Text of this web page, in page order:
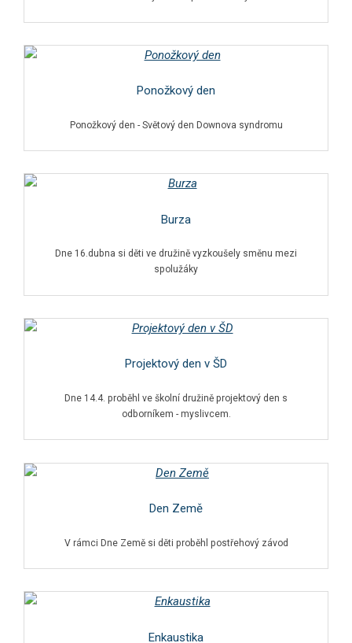
Ponožkový den
Ponožkový den - Světový den Downova syndromu
Burza
Dne 16.dubna si děti ve družině vyzkoušely směnu mezi
spolužáky
Projektový den v ŠD
Dne 14.4. proběhl ve školní družině projektový den s
odborníkem - myslivcem.
Den Země
V rámci Dne Země si děti proběhl postřehový závod
Enkaustika